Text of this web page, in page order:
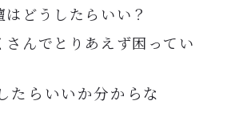
どうしたらいい？
さんでとりあえず困ってい
たらいいか分からな